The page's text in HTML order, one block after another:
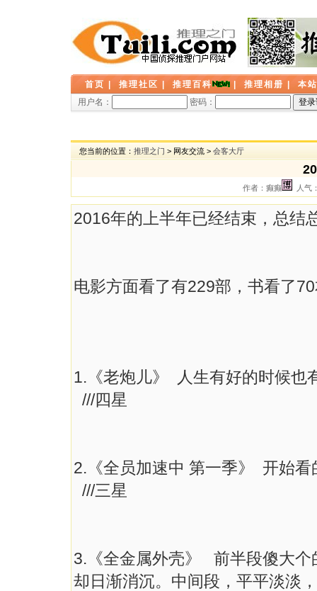
首页 推理社区 推理百科 推理相册
本
用户名：
密码：
您当前的位置： 推理之门 > 网友交流 > 会客大厅
作者：癫癫 人气
2016年的上半年已经结束，总结
电影方面看了有229部，书看了
1.《老炮儿》 人生有好的时候也
///四星
2.《全员加速中 第一季》 开始
///三星
3.《全金属外壳》 前半段傻大个
却日渐消沉。中间段，平平淡淡